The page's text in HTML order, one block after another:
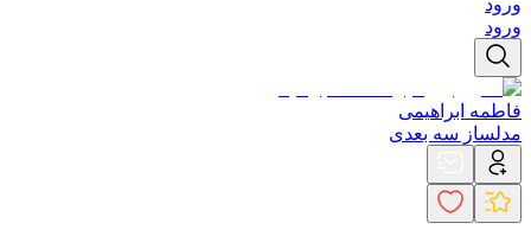
ورود
ورود
فاطمه ابراهیمی
مدلساز سه بعدی